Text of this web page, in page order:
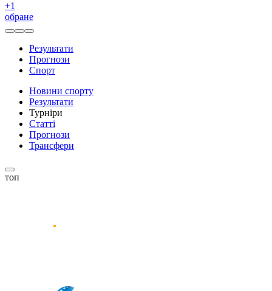
+1
обране
Результати
Прогнози
Спорт
Новини спорту
Результати
Турніри
Статті
Прогнози
Трансфери
топ